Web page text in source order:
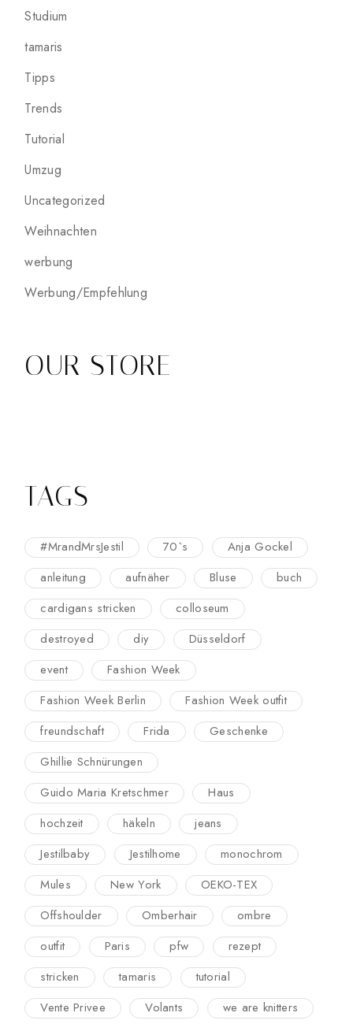
Studium
tamaris
Tipps
Trends
Tutorial
Umzug
Uncategorized
Weihnachten
werbung
Werbung/Empfehlung
OUR STORE
TAGS
#MrandMrsJestil 70`s
Anja Gockel
anleitung
aufnäher Bluse
buch
cardigans stricken
colloseum
destroyed
diy
Düsseldorf
event
Fashion Week
Fashion Week Berlin
Fashion Week outfit
freundschaft
Frida
Geschenke
Ghillie Schnürungen
Guido Maria Kretschmer
Haus
hochzeit
häkeln
jeans
Jestilbaby
Jestilhome
monochrom
Mules
New York
OEKO-TEX
Offshoulder
Omberhair
ombre
outfit
Paris pfw
rezept
stricken
tamaris
tutorial
Vente Privee
Volants
we are knitters